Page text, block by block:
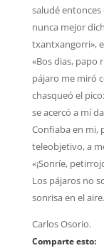
saludé entonces
nunca mejor
txantxangorri»,
«Bos dias, papo
pájaro me miró
chasqueó el
se acercó a mí
Confiaba en mi,
teleobjetivo, a
«¡Sonríe,
Los pájaros no
sonrisa en el aire.
Carlos Osorio.
Comparte esto: